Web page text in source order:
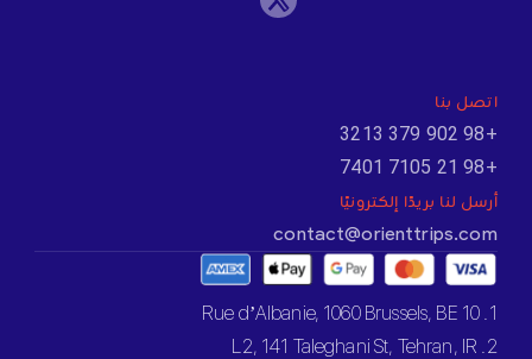
اتصل بنا
+98 902 379 3213
+98 21 7105 7401
أرسل لنا بريدًا إلكترونيًا
contact@orienttrips.com
1. 10 Rue d’Albanie, 1060 Brussels, BE
2. L2, 141 Taleghani St, Tehran, IR